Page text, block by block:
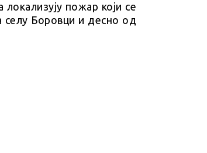
пожар који се
Боровци и десно од